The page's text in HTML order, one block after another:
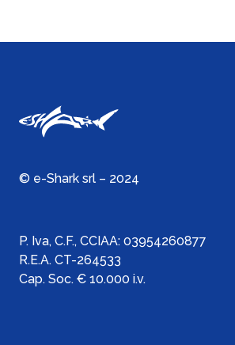
© e-Shark srl – 2024
P. Iva, C.F., CCIAA: 03954260877
R.E.A. CT-264533
Cap. Soc. € 10.000 i.v.